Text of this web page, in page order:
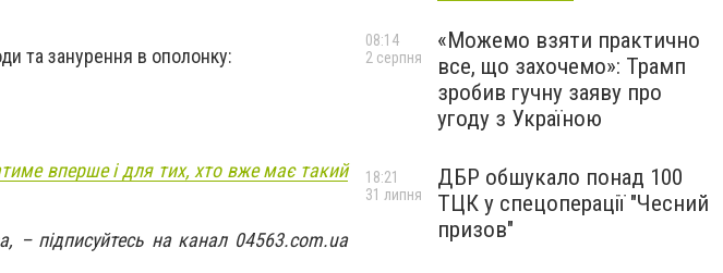
та занурення в ополонку:
вперше і для тих, хто вже має такий
– підписуйтесь на канал 04563.com.ua
«Можемо взяти практично
все, що захочемо»: Трамп
зробив гучну заяву про
угоду з Україною
08:14
2 серпня
ДБР обшукало понад 100
ТЦК у спецоперації "Чесний
призов"
18:21
31 липня